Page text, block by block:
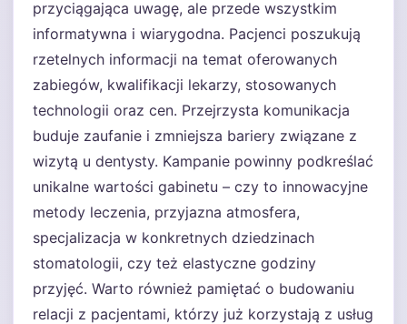
przyciągająca uwagę, ale przede wszystkim
informatywna i wiarygodna. Pacjenci poszukują
rzetelnych informacji na temat oferowanych
zabiegów, kwalifikacji lekarzy, stosowanych
technologii oraz cen. Przejrzysta komunikacja
buduje zaufanie i zmniejsza bariery związane z
wizytą u dentysty. Kampanie powinny podkreślać
unikalne wartości gabinetu – czy to innowacyjne
metody leczenia, przyjazna atmosfera,
specjalizacja w konkretnych dziedzinach
stomatologii, czy też elastyczne godziny
przyjęć. Warto również pamiętać o budowaniu
relacji z pacjentami, którzy już korzystają z usług